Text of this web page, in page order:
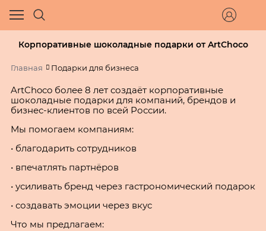
Корпоративные шоколадные подарки от ArtChoco
Главная Подарки для бизнеса
ArtChoco более 8 лет создаёт корпоративные
шоколадные подарки для компаний, брендов и
бизнес-клиентов по всей России.
Мы помогаем компаниям:
• благодарить сотрудников
• впечатлять партнёров
• усиливать бренд через гастрономический подарок
• создавать эмоции через вкус
Что мы предлагаем: